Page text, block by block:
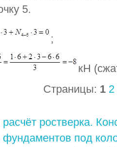
5.
;
кН
Страницы: 1 2
ростверка.
фундаментов под